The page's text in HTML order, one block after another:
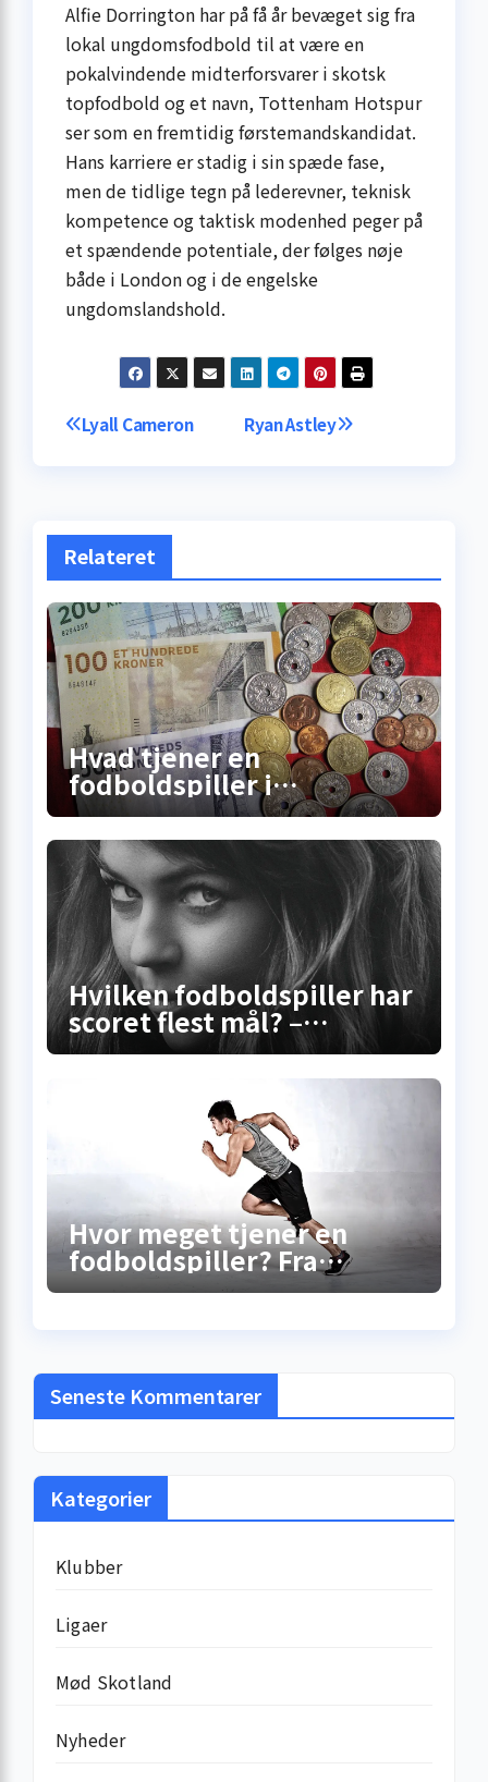
Alfie Dorrington har på få år bevæget sig fra
lokal ungdomsfodbold til at være en
pokalvindende midterforsvarer i skotsk
topfodbold og et navn, Tottenham Hotspur
ser som en fremtidig førstemandskandidat.
Hans karriere er stadig i sin spæde fase,
men de tidlige tegn på lederevner, teknisk
kompetence og taktisk modenhed peger på
et spændende potentiale, der følges nøje
både i London og i de engelske
ungdomslandshold.
Indlægsnavigation
Ryan Astley
Lyall Cameron
Relateret
Hvad tjener en
fodboldspiller i
Superligaen? Sandheden
om lønninger, bonusser og
de skjulte
millionkontrakter
Hvilken fodboldspiller har
scoret flest mål? –
Sandheden bag
Hvor meget tjener en
fodboldspiller? Fra
gadebold til
løncheckene
Seneste Kommentarer
Kategorier
Klubber
Ligaer
Mød Skotland
Nyheder